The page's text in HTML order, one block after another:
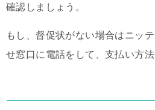
確認しましょう。
もし、督促状がない場合はニッ
せ窓口に電話をして、支払い方